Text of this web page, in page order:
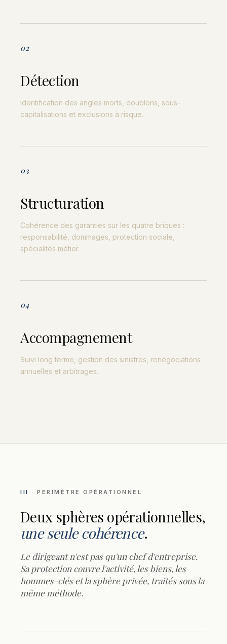
02
Détection
Identification des angles morts, doublons, sous-
capitalisations et exclusions à risque.
03
Structuration
Cohérence des garanties sur les quatre briques :
responsabilité, dommages, protection sociale,
spécialités métier.
04
Accompagnement
Suivi long terme, gestion des sinistres, renégociations
annuelles et arbitrages.
III · PÉRIMÈTRE OPÉRATIONNEL
Deux sphères opérationnelles,
une seule cohérence.
Le dirigeant n'est pas qu'un chef d'entreprise.
Sa protection couvre l'activité, les biens, les
hommes-clés et la sphère privée, traités sous la
même méthode.